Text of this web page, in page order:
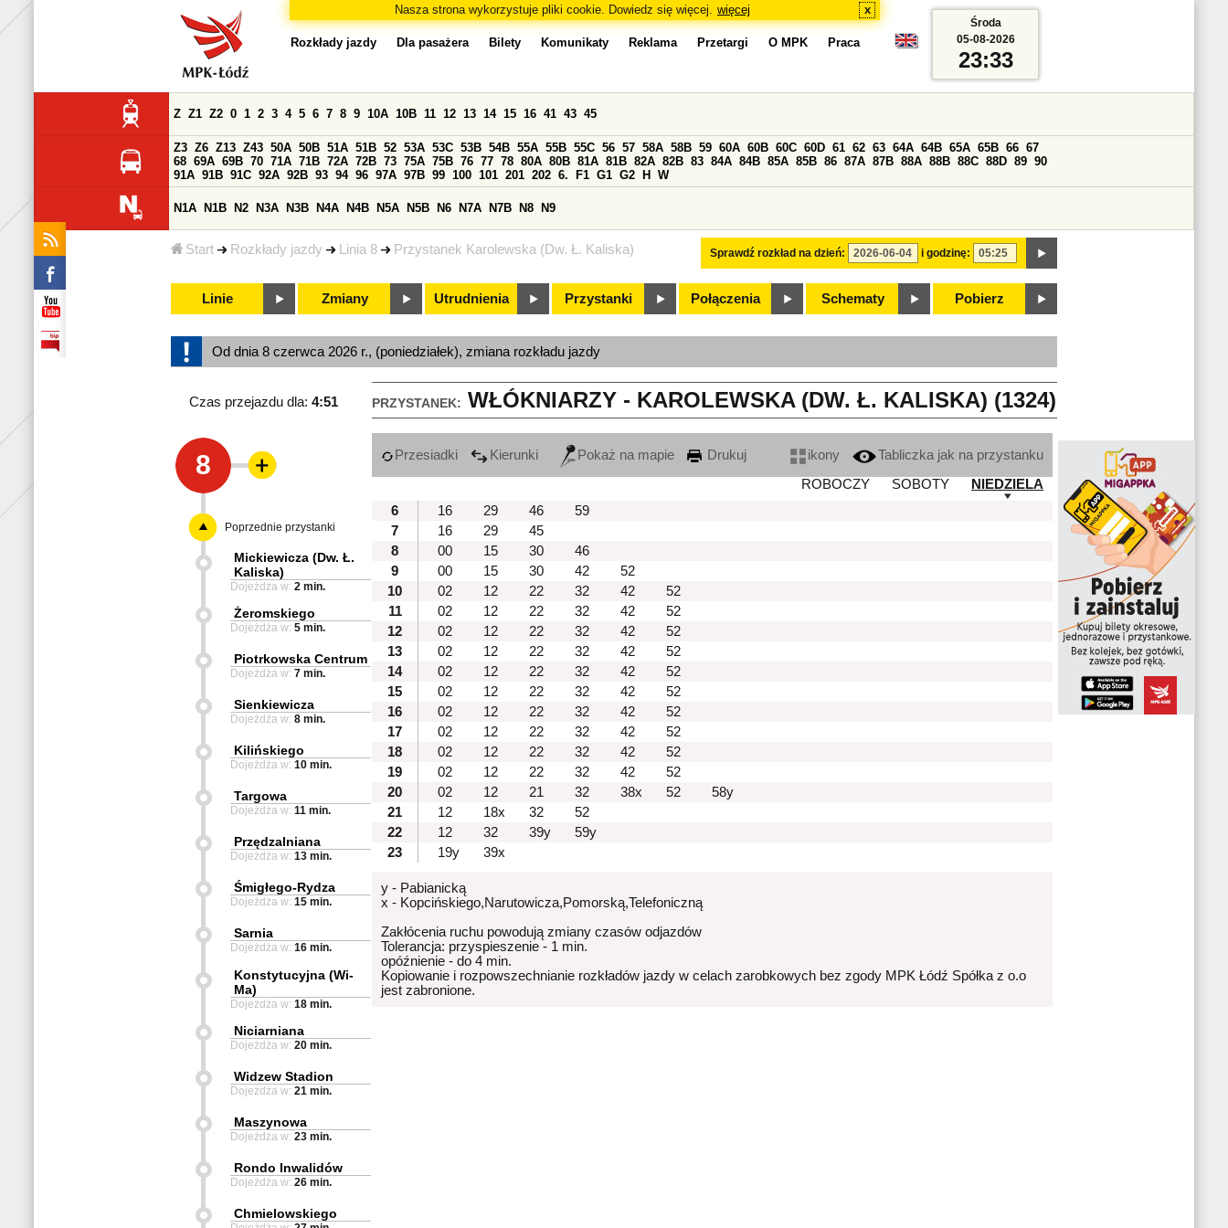
Nasza strona wykorzystuje pliki cookie. Dowiedz się więcej. więcej x
Start Rozkłady jazdy Linia 8 Przystanek Karolewska (Dw. Ł. Kaliska)
Rozkłady jazdy Dla pasażera Bilety Komunikaty Reklama Przetargi O MPK Praca
Sprawdź rozkład na dzień: i godzinę:
Z Z1 Z2 0 1 2 3 4 5 6 7 8 9 10A 10B 11 12 13 14 15 16 41 43 45
Z3 Z6 Z13 Z43 50A 50B 51A 51B 52 53A 53C 53B 54B 55A 55B 55C 56 57 58A 58B 59 60A 60B 60C 60D 61 62 63 64A 64B 65A 65B 66 67
68 69A 69B 70 71A 71B 72A 72B 73 75A 75B 76 77 78 80A 80B 81A 81B 82A 82B 83 84A 84B 85A 85B 86 87A 87B 88A 88B 88C 88D 89 90
91A 91B 91C 92A 92B 93 94 96 97A 97B 99 100 101 201 202 6. F1 G1 G2 H W
N1A N1B N2 N3A N3B N4A N4B N5A N5B N6 N7A N7B N8 N9
Linie Zmiany Utrudnienia Przystanki Połączenia Schematy Pobierz
Środa
05-08-2026
23:33
Od dnia 8 czerwca 2026 r., (poniedziałek), zmiana rozkładu jazdy
PRZYSTANEK: WŁÓKNIARZY - KAROLEWSKA (DW. Ł. KALISKA) (1324)
Czas przejazdu dla: 4:51
8 Przesiadki Kierunki Pokaż na mapie Drukuj ikony
Tabliczka jak na przystanku
ROBOCZY
SOBOTY
NIEDZIELA
6
16 29 46
59
7
16 29
45
8
00 15 30
46
9
00 15 30 42
52
10
02 12 22 32 42
52
11
02 12 22 32 42
52
12
02 12 22 32 42
52
13
02 12 22 32 42
52
14
02 12 22 32 42
52
15
02 12 22 32 42
52
16
02 12 22 32 42
52
17
02 12 22 32 42
52
18
02 12 22 32 42
52
19
02 12 22 32 42
52
20
02 12 21 32 38x 52
58y
21
12 18x 32
52
22
12 32 39y
59y
23
19y 39x
y - Pabianicką
x - Kopcińskiego,Narutowicza,Pomorską,Telefoniczną
Zakłócenia ruchu powodują zmiany czasów odjazdów
Tolerancja: przyspieszenie - 1 min.
opóźnienie - do 4 min.
Kopiowanie i rozpowszechnianie rozkładów jazdy w celach zarobkowych bez zgody MPK Łódź Spółka z o.o
jest zabronione.
Poprzednie przystanki
Mickiewicza (Dw. Ł.
Kaliska)
Dojeżdża w: 2 min.
Żeromskiego
Dojeżdża w: 5 min.
Piotrkowska Centrum
Dojeżdża w: 7 min.
Sienkiewicza
Dojeżdża w: 8 min.
Kilińskiego
Dojeżdża w: 10 min.
Targowa
Dojeżdża w: 11 min.
Przędzalniana
Dojeżdża w: 13 min.
Śmigłego-Rydza
Dojeżdża w: 15 min.
Sarnia
Dojeżdża w: 16 min.
Konstytucyjna (Wi-
Ma)
Dojeżdża w: 18 min.
Niciarniana
Dojeżdża w: 20 min.
Widzew Stadion
Dojeżdża w: 21 min.
Maszynowa
Dojeżdża w: 23 min.
Rondo Inwalidów
Dojeżdża w: 26 min.
Chmielowskiego